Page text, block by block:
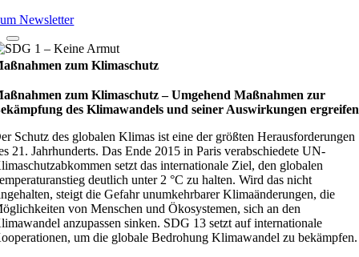
Newsletter
zum Klimaschutz
zum Klimaschutz – Umge­hend Maß­nah­men zur
des Kli­ma­wan­dels und sei­ner Aus­wir­kun­gen ergrei­fen
Schutz des globalen Klimas ist eine der größten Herausforderungen
21. Jahrhunderts. Das Ende 2015 in Paris verabschiedete UN-
setzt das internationale Ziel, den globalen
deutlich unter 2 °C zu halten. Wird das nicht
steigt die Gefahr unumkehrbarer Klimaänderungen, die
von Menschen und Ökosystemen, sich an den
anzupassen sinken. SDG 13 setzt auf internationale
um die globale Bedrohung Klimawandel zu bekämpfen.